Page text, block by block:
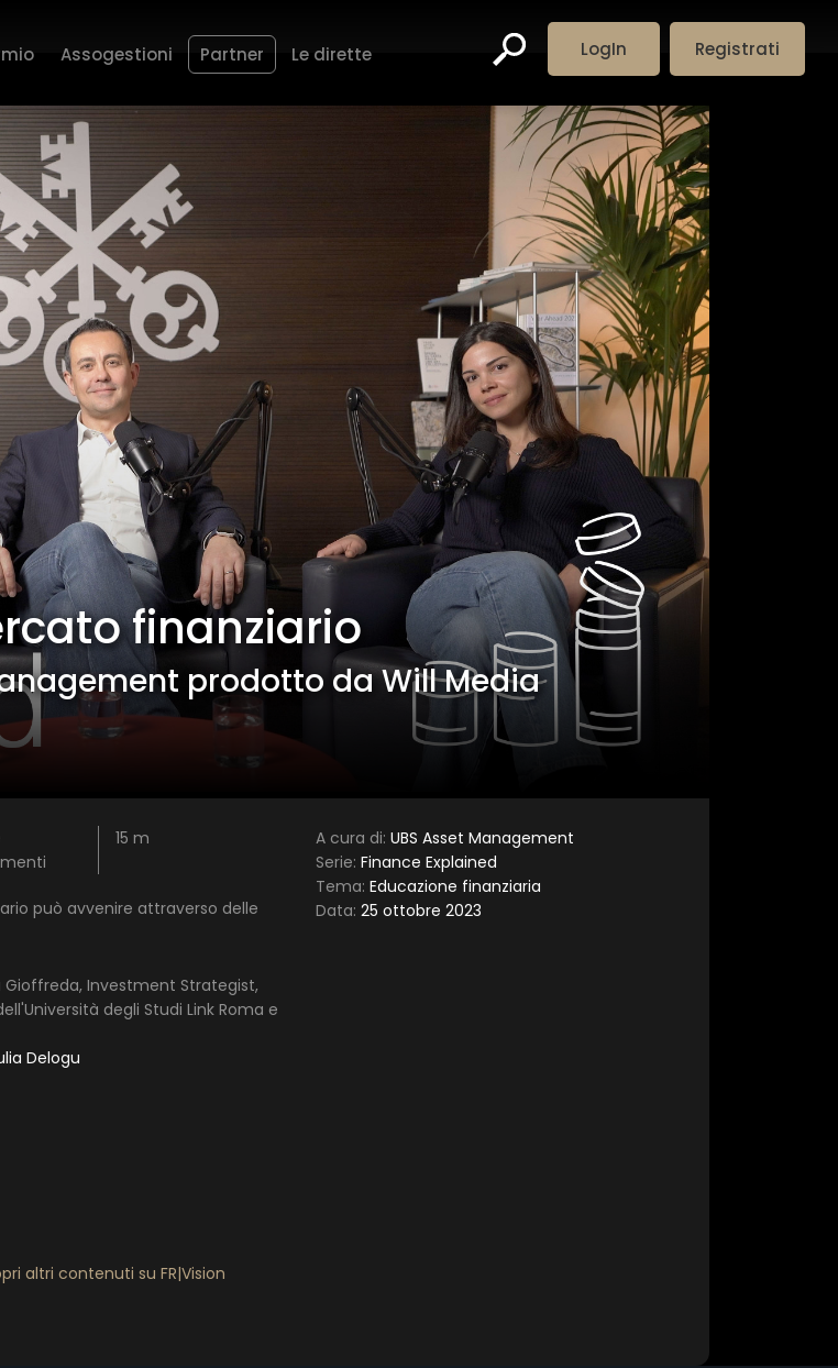
LogIn Registrati
Assogestioni Partner Le dirette
finanziario
prodotto da Will Media
15 m
può avvenire attraverso delle
Investment Strategist,
degli Studi Link Roma e
Delogu
A cura di: UBS Asset Management
Serie: Finance Explained
Tema: Educazione finanziaria
Data: 25 ottobre 2023
altri contenuti su FR|Vision
×
5 stars
4 stars
3 stars
2 stars
1 star
Invia